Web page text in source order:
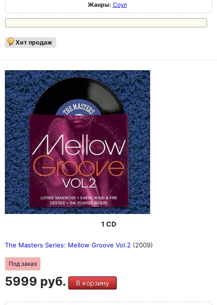
Жанры: Соул
Хит продаж
1 CD
The Masters Series: Mellow Groove Vol.2 (2009)
Под заказ
5999 руб. В корзину